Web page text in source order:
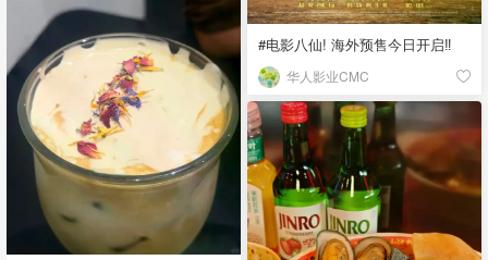
#电影八仙! 海外预售今日开启‼️
华人影业CMC